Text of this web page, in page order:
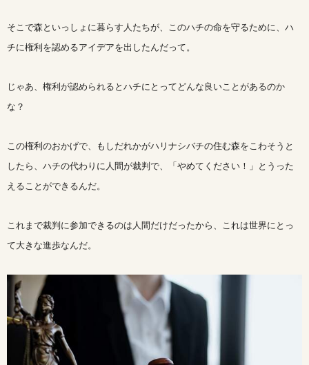
そこで森といっしょに暮らす人たちが、このハチの命を守るために、ハ
チに権利を認めるアイデアを出したんだって。
じゃあ、権利が認められるとハチにとってどんな良いことがあるのか
な？
この権利のおかげで、もしだれかがハリナシバチの住む森をこわそうと
したら、ハチの代わりに人間が裁判で、「やめてください！」とうった
えることができるんだ。
これまで裁判に参加できるのは人間だけだったから、これは世界にとっ
て大きな進歩なんだ。